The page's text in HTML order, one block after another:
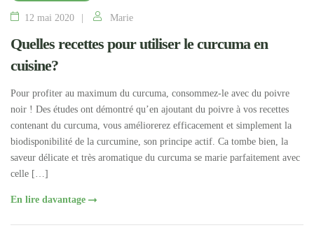
12 mai 2020 Marie
Quelles recettes pour utiliser le curcuma en
cuisine?
Pour profiter au maximum du curcuma, consommez-le avec du poivre
noir ! Des études ont démontré qu’en ajoutant du poivre à vos recettes
contenant du curcuma, vous améliorerez efficacement et simplement la
biodisponibilité de la curcumine, son principe actif. Ca tombe bien, la
saveur délicate et très aromatique du curcuma se marie parfaitement avec
celle […]
En lire davantage